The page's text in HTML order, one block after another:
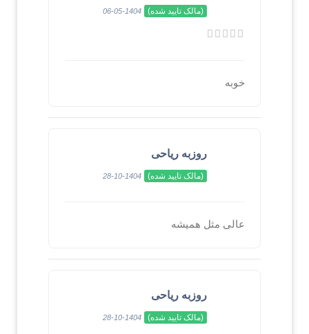
(مالک تایید شده) 1404-05-06
خوبه
روزبه ریاحی
(مالک تایید شده) 1404-10-28
عالی مثل همیشه
روزبه ریاحی
(مالک تایید شده) 1404-10-28